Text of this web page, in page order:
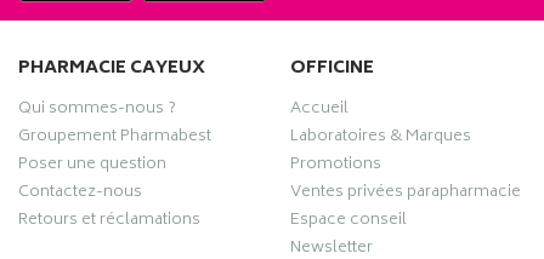
PHARMACIE CAYEUX
Qui sommes-nous ?
Groupement Pharmabest
Poser une question
Contactez-nous
Retours et réclamations
OFFICINE
Accueil
Laboratoires & Marques
Promotions
Ventes privées parapharmacie
Espace conseil
Newsletter